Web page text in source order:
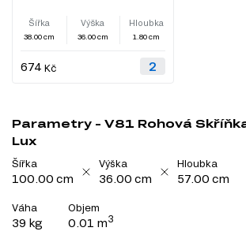
Šířka
38.00 cm
Výška
36.00 cm
Hloubka
1.80 cm
674 Kč
Parametry - V81 Rohová
Lux
Šířka
100.00 cm
Výška
36.00 cm
Hloubka
57.00 cm
Váha
39 kg
Objem
0.01 m3